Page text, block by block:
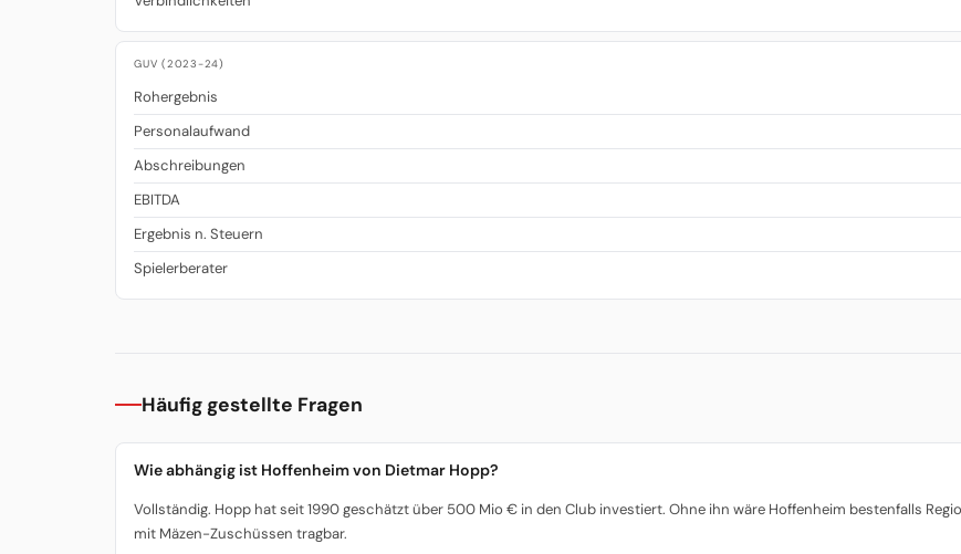
GUV (2023-24)
Rohergebnis
Personalaufwand
Abschreibungen
EBITDA
Ergebnis n. Steuern
Spielerberater
Häufig gestellte Fragen
Wie abhängig ist Hoffenheim von Dietmar Hopp?
Vollständig. Hopp hat seit 1990 geschätzt über 500 Mio € in den Club investiert. Ohne ihn wäre Hoffenheim bestenfalls
mit Mäzen-Zuschüssen tragbar.